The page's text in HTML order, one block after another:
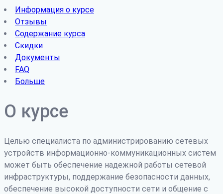
Информация о курсе
Отзывы
Содержание курса
Скидки
Документы
FAQ
Больше
О курсе
Целью специалиста по администрированию сетевых
устройств информационно-коммуникационных систем
может быть обеспечение надежной работы сетевой
инфраструктуры, поддержание безопасности данных,
обеспечение высокой доступности сети и общение с